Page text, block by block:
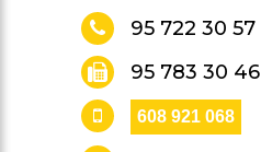
95 722 30 57
95 783 30 46
608 921 068